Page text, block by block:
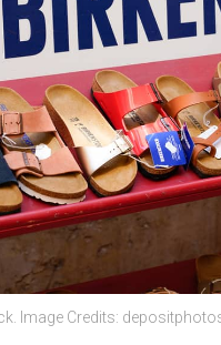
Image Credits: